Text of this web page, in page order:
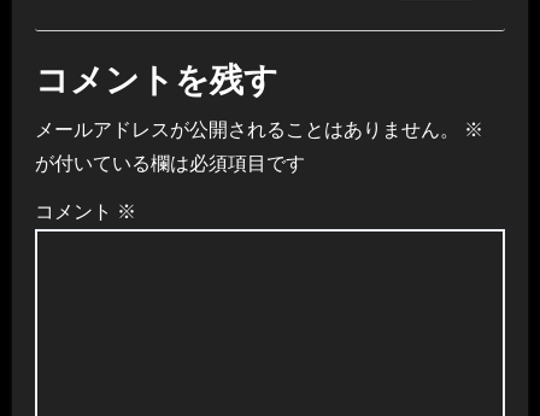
コメントを残す
メールアドレスが公開されることはありません。
※
が付いている欄は必須項目です
コメント ※